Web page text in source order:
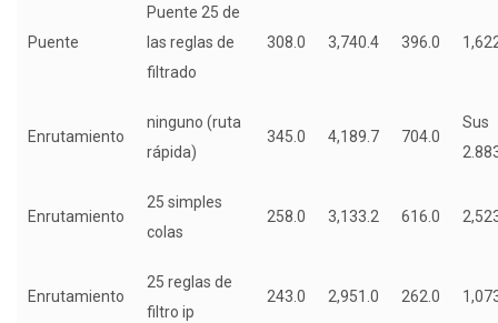
Puente
Puente 25 de
las reglas de
filtrado
308.0 3,740.4 396.0
Enrutamiento
ninguno (ruta
rápida)
345.0 4,189.7 704.0
Sus
Enrutamiento
25 simples
colas
258.0 3,133.2 616.0
Enrutamiento
25 reglas de
filtro ip
243.0 2,951.0 262.0